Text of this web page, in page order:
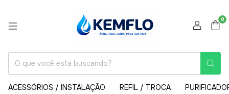
0
ACESSÓRIOS / INSTALAÇÃO REFIL / TROCA